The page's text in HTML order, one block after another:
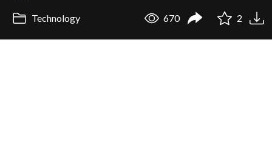
Technology 670 2